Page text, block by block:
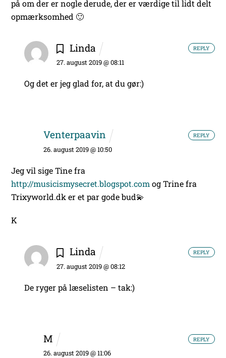
på om der er nogle derude, der er værdige til lidt delt
opmærksomhed 🙂
Linda
27. august 2019 @ 08:11
Og det er jeg glad for, at du gør:)
REPLY
Venterpaavin
26. august 2019 @ 10:50
Jeg vil sige Tine fra
http://musicismysecret.blogspot.com og Trine fra
Trixyworld.dk er et par gode bud💫
K
REPLY
Linda
27. august 2019 @ 08:12
De ryger på læselisten – tak:)
REPLY
M
26. august 2019 @ 11:06
REPLY